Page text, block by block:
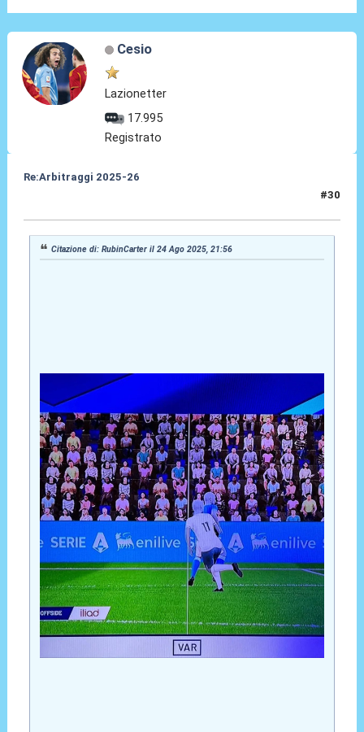
Cesio
Lazionetter
17.995
Registrato
Re:Arbitraggi 2025-26
#30
Citazione di: RubinCarter il 24 Ago 2025, 21:56